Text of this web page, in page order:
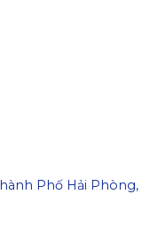
Phố Hải Phòng,